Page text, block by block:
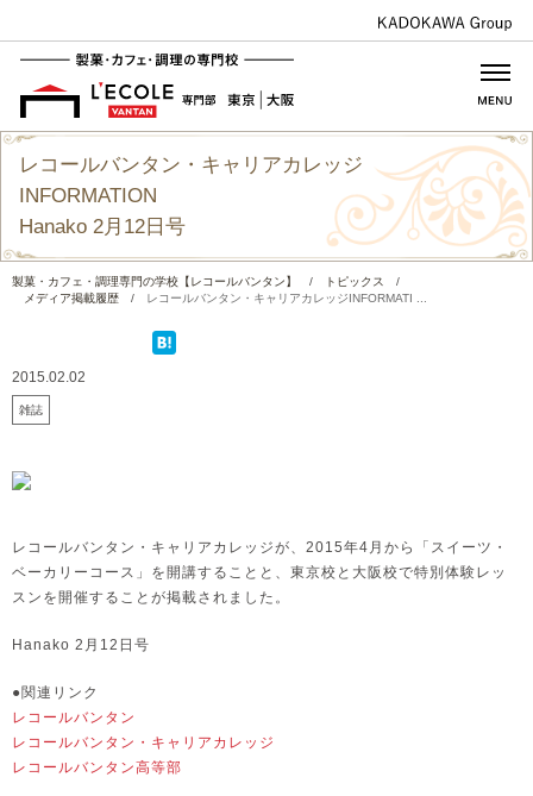
レコールバンタン・キャリアカレッジ
INFORMATION
Hanako 2月12日号
製菓・カフェ・調理専門の学校【レコールバンタン】 / トピックス
/
メディア掲載履歴
/ レコールバンタン・キャリアカレッジINFORMATI ...
2015.02.02
雑誌
レコールバンタン・キャリアカレッジが、2015年4月から「スイーツ・
ベーカリーコース」を開講することと、東京校と大阪校で特別体験レッ
スンを開催することが掲載されました。
Hanako 2月12日号
●関連リンク
レコールバンタン
レコールバンタン・キャリアカレッジ
レコールバンタン高等部